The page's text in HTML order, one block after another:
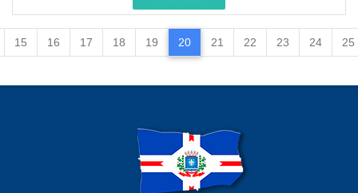
15 16 17 18 19 20 21 22 23 24 25